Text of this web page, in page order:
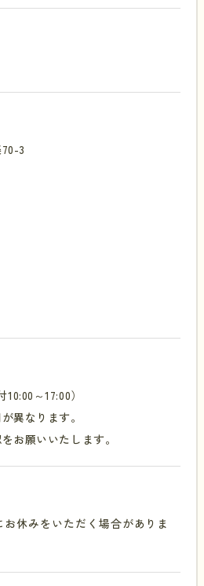
3
～17:00）
異なります。
お願いいたします。
休みをいただく場合がありま